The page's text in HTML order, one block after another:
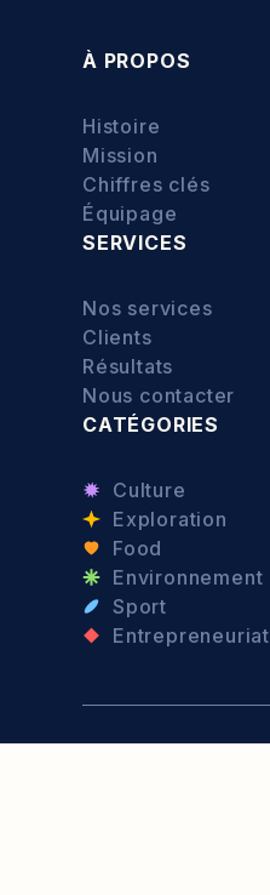
À PROPOS
Histoire
Mission
Chiffres clés
Équipage
SERVICES
Nos services
Clients
Résultats
Nous contacter
CATÉGORIES
Culture
Exploration
Food
Environnement
Sport
Entrepreneuriat